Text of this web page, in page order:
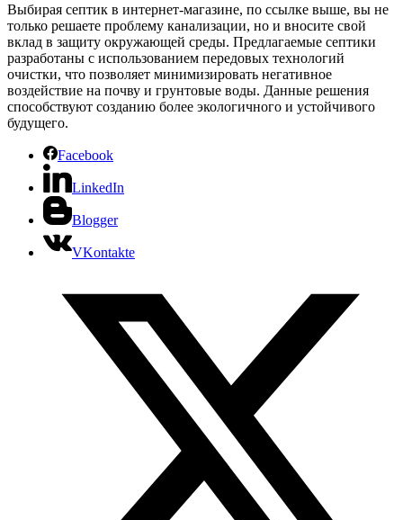
Выбирая септик в интернет-магазине, по ссылке выше, вы не
только решаете проблему канализации, но и вносите свой
вклад в защиту окружающей среды. Предлагаемые септики
разработаны с использованием передовых технологий
очистки, что позволяет минимизировать негативное
воздействие на почву и грунтовые воды. Данные решения
способствуют созданию более экологичного и устойчивого
будущего.
Facebook
LinkedIn
Blogger
VKontakte